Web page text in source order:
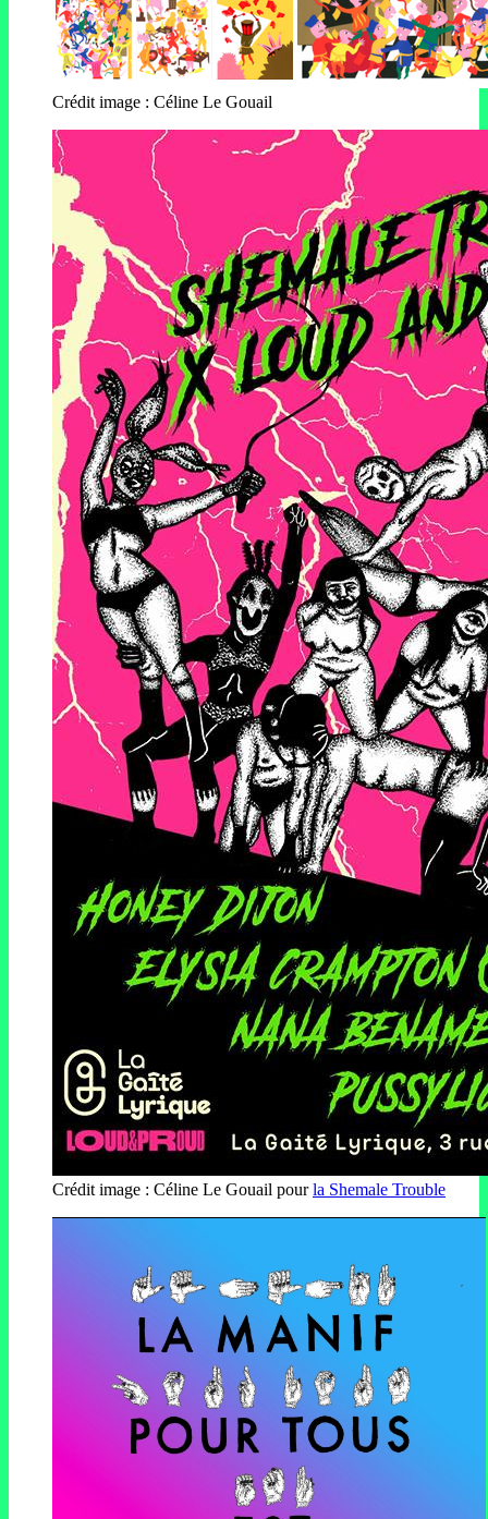
Crédit image : Céline Le Gouail
Crédit image : Céline Le Gouail pourla Shemale Trouble